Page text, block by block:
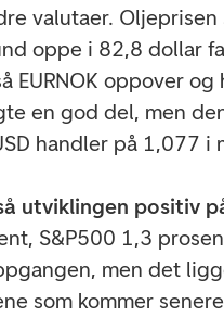
valutaer.
oppe i 82,8 dollar
EURNOK oppover
en god del, men
handler på 1,077 i
utviklingen positiv
S&P500 1,3
men det
som kommer